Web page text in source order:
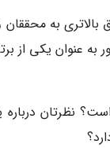
به محققان
به عنوان یکی از
نظرتان